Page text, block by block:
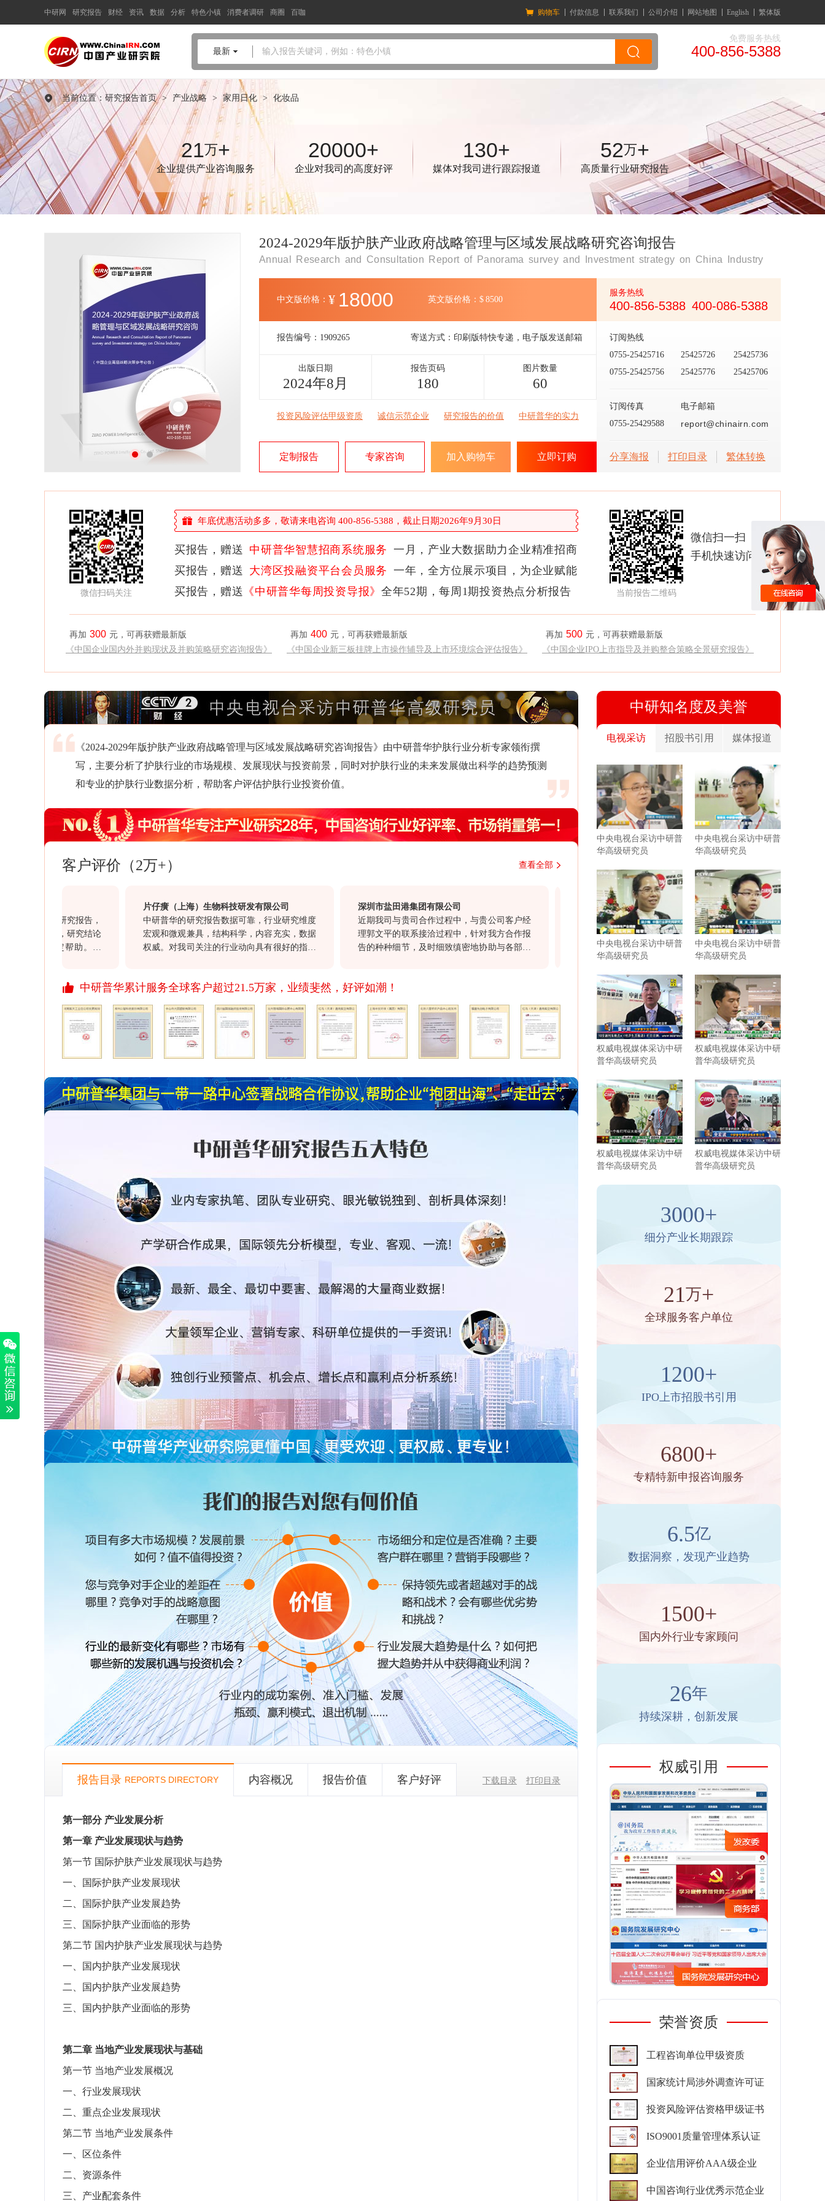
中研网 研究报告 财经 资讯 数据 分析 特色小镇 消费者调研 商圈 百咖 购物车 付款信息 联系我们 公司介绍 网站地图 English 繁体版
输入报告关键词，例如：特色小镇
最新
免费服务热线
400-856-5388
当前位置： 研究报告首页 > 产业战略 > 家用日化 > 化妆品
21万+
企业提供产业咨询服务
20000+
企业对我司的高度好评
130+
媒体对我司进行跟踪报道
52万+
高质量行业研究报告
2024-2029年版护肤产业政府战略管理与区域发展战略研究咨询报告
Annual Research and Consultation Report of Panorama survey and Investment strategy on China Industry
中文版价格： ¥ 18000 英文版价格： $ 8500
报告编号： 1909265 寄送方式： 印刷版特快专递，电子版发送邮箱
出版日期
2024年8月
报告页码
180
图片数量
60
投资风险评估甲级资质 诚信示范企业 研究报告的价值 中研普华的实力
定制报告 专家咨询 加入购物车 立即订购
服务热线
400-856-5388 400-086-5388
订阅热线
0755-25425716
25425726
25425736
0755-25425756
25425776 25425706
订阅传真
0755-25429588
电子邮箱
report@chinairn.com
分享海报 打印目录 繁体转换
微信扫码关注
年底优惠活动多多，敬请来电咨询 400-856-5388，截止日期2026年9月30日
买报告，赠送 中研普华智慧招商系统服务 一月，产业大数据助力企业精准招商
买报告，赠送
大湾区投融资平台会员服务 一年，全方位展示项目，为企业赋能
买报告，赠送 《中研普华每周投资导报》 全年52期，每周1期投资热点分析报告
再加 300 元，可再获赠最新版
《中国企业国内外并购现状及并购策略研究咨询报告》
再加 400 元，可再获赠最新版
《中国企业新三板挂牌上市操作辅导及上市环境综合评估报告》
再加 500 元，可再获赠最新版
《中国企业IPO上市指导及并购整合策略全景研究报告》
当前报告二维码
微信扫一扫
手机快速访问
《2024-2029年版护肤产业政府战略管理与区域发展战略研究咨询报告》由中研普华护肤行业分析专家领衔撰
写，主要分析了护肤行业的市场规模、发展现状与投资前景，同时对护肤行业的未来发展做出科学的趋势预测
和专业的护肤行业数据分析，帮助客户评估护肤行业投资价值。
客户评价（2万+） 查看全部
建筑行业研究报告，
详实可靠，研究结论
发有一定帮助。另
片仔癀（上海）生物科技研发有限公司
中研普华的研究报告数据可靠，行业研究维度
宏观和微观兼具，结构科学，内容充实，数据
权威。对我司关注的行业动向具有很好的指导
行业报告质量均满意，祝愿贵司继续以前沿的
开拓更多、更丰富的资讯产品，与我们共同发
展、进步！
深圳市盐田港集团有限公司
近期我司与贵司合作过程中，与贵公司客户经
理郭文平的联系接洽过程中，针对我方合作报
告的种种细节，及时细致缜密地协助与各部门
作。
韩国大韩贸易投资振兴公社上海代表处
近几年，与中研普华持续不断地进行着行业研
究的紧密合作。贵司研究报告结构紧凑，内容
充实，数据参考力度强，为我司企业发展和战
略规划带来了实际性的帮助。相信有很多企业
需要你们这样的行业分析公司协助和支持。尤
其是贵司对于客户报告需求的延伸服务，为我
司提供了更多有针对性、宝贵的行业研判。希
望在以后的发展过程中继续保持紧密合作与共
同进步。
近期从贵司购
市场分析客观
鲜明，对于
出的认真负责
中研普华累计服务全球客户超过21.5万家，业绩斐然，好评如潮！
报告目录 REPORTS DIRECTORY 内容概况 报告价值 客户好评 下载目录 打印目录
第一部分 产业发展分析
第一章 产业发展现状与趋势
第一节 国际护肤产业发展现状与趋势
一、国际护肤产业发展现状
二、国际护肤产业发展趋势
三、国际护肤产业面临的形势
第二节 国内护肤产业发展现状与趋势
一、国内护肤产业发展现状
二、国内护肤产业发展趋势
三、国内护肤产业面临的形势
第二章 当地产业发展现状与基础
第一节 当地产业发展概况
一、行业发展现状
二、重点企业发展现状
第二节 当地产业发展条件
一、区位条件
二、资源条件
三、产业配套条件
中研知名度及美誉
电视采访 招股书引用 媒体报道
中央电视台采访中研普
华高级研究员
中央电视台采访中研普
华高级研究员
中央电视台采访中研普
华高级研究员
中央电视台采访中研普
华高级研究员
权威电视媒体采访中研
普华高级研究员
权威电视媒体采访中研
普华高级研究员
权威电视媒体采访中研
普华高级研究员
权威电视媒体采访中研
普华高级研究员
3000+
细分产业长期跟踪
21万+
全球服务客户单位
1200+
IPO上市招股书引用
6800+
专精特新申报咨询服务
6.5亿
数据洞察，发现产业趋势
1500+
国内外行业专家顾问
26年
持续深耕，创新发展
权威引用
荣誉资质
工程咨询单位甲级资质
国家统计局涉外调查许可证
投资风险评估资格甲级证书
ISO9001质量管理体系认证
企业信用评价AAA级企业
中国咨询行业优秀示范企业
中国产业咨询领导者
护肤产业政府
战略管理与区域发展战略研究
咨询报告
品质保障，一年免费更新维护
报告编号：1909265
出版日期：2024年8月
《2024-2029年版护肤产业政府战略管理与区域发展战略研究咨询
报告》由中研普华护肤行业分析专家领衔撰写，主要分析了护肤
行业的市场规模、发展现状与投资前景，同时对护肤行业的未来
26年研究经验，深度洞察行业驱动力
多元化、高学历的实战型精英团队
微信扫一扫，立即订购报告